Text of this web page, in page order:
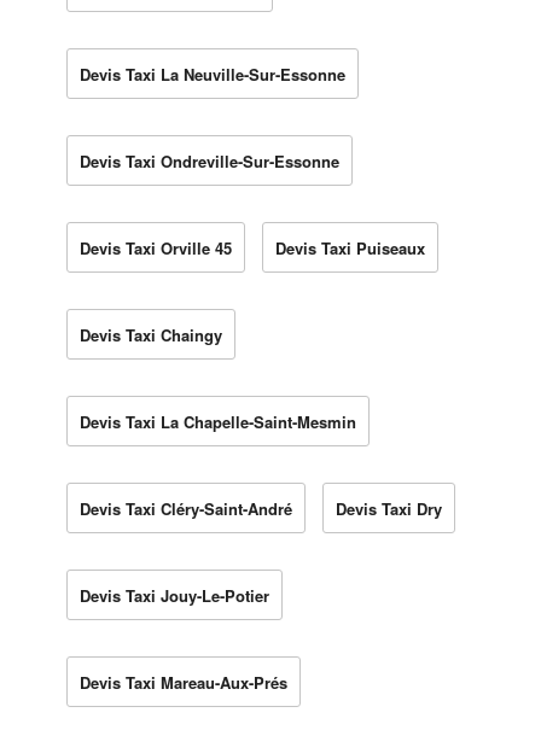
Devis Taxi La Neuville-Sur-Essonne
Devis Taxi Ondreville-Sur-Essonne
Devis Taxi Orville 45 Devis Taxi Puiseaux
Devis Taxi Chaingy
Devis Taxi La Chapelle-Saint-Mesmin
Devis Taxi Cléry-Saint-André Devis Taxi Dry
Devis Taxi Jouy-Le-Potier
Devis Taxi Mareau-Aux-Prés